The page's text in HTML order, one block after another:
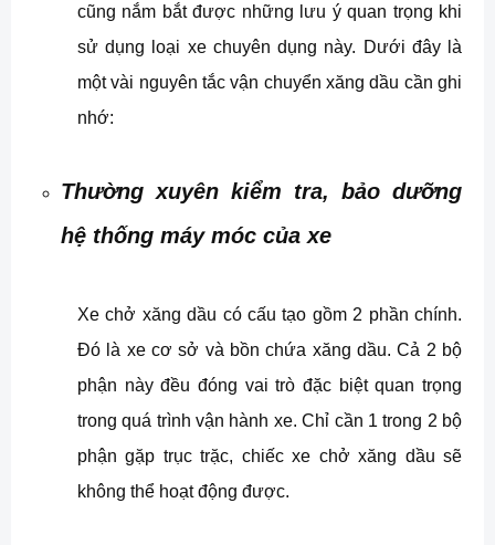
cũng nắm bắt được những lưu ý quan trọng khi
sử dụng loại xe chuyên dụng này. Dưới đây là
một vài nguyên tắc vận chuyển xăng dầu cần ghi
nhớ:
Thường xuyên kiểm tra, bảo dưỡng
hệ thống máy móc của xe
Xe chở xăng dầu có cấu tạo gồm 2 phần chính.
Đó là xe cơ sở và bồn chứa xăng dầu. Cả 2 bộ
phận này đều đóng vai trò đặc biệt quan trọng
trong quá trình vận hành xe. Chỉ cần 1 trong 2 bộ
phận gặp trục trặc, chiếc xe chở xăng dầu sẽ
không thể hoạt động được.